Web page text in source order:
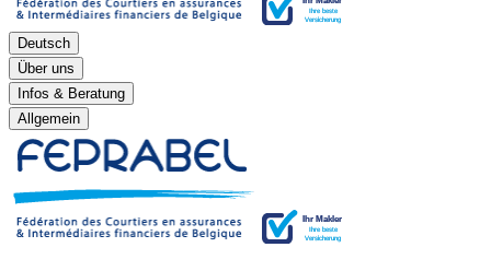
Deutsch
Über uns
Infos & Beratung
Allgemein